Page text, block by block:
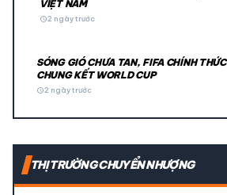
VIỆT NAM
schedule2 ngày trước
SÓNG GIÓ CHƯA TAN, FIFA CHÍNH
CHUNG KẾT WORLD CUP
schedule2 ngày trước
THỊ TRƯỜNG CHUYỂN NHƯỢNG